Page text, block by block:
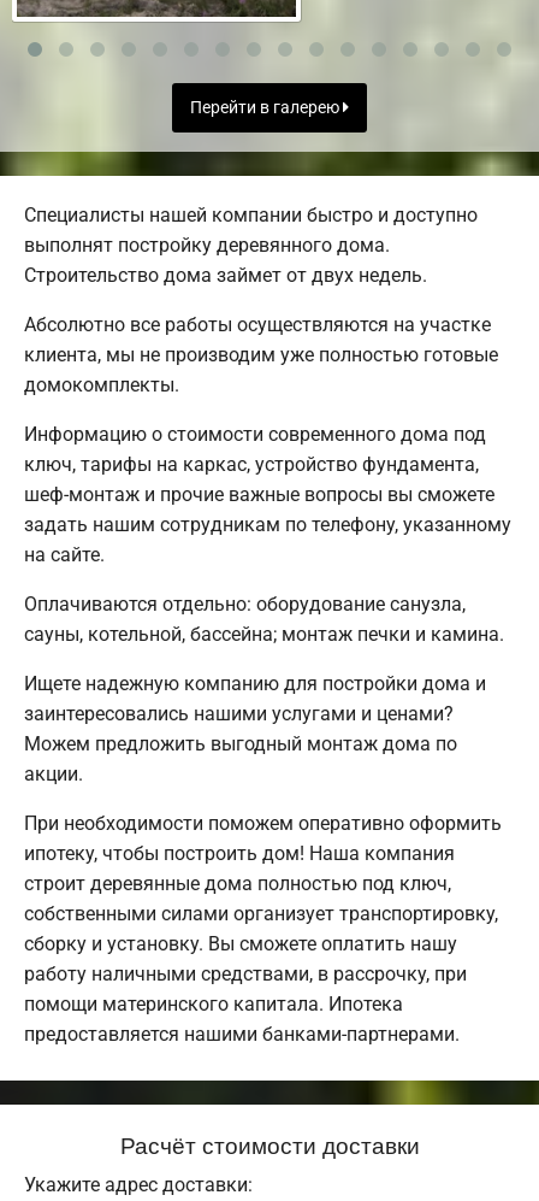
Перейти в галерею
Специалисты нашей компании быстро и доступно
выполнят постройку деревянного дома.
Строительство дома займет от двух недель.
Абсолютно все работы осуществляются на участке
клиента, мы не производим уже полностью готовые
домокомплекты.
Информацию о стоимости современного дома под
ключ, тарифы на каркас, устройство фундамента,
шеф-монтаж и прочие важные вопросы вы сможете
задать нашим сотрудникам по телефону, указанному
на сайте.
Оплачиваются отдельно: оборудование санузла,
сауны, котельной, бассейна; монтаж печки и камина.
Ищете надежную компанию для постройки дома и
заинтересовались нашими услугами и ценами?
Можем предложить выгодный монтаж дома по
акции.
При необходимости поможем оперативно оформить
ипотеку, чтобы построить дом! Наша компания
строит деревянные дома полностью под ключ,
собственными силами организует транспортировку,
сборку и установку. Вы сможете оплатить нашу
работу наличными средствами, в рассрочку, при
помощи материнского капитала. Ипотека
предоставляется нашими банками-партнерами.
Расчёт стоимости доставки
Укажите адрес доставки: